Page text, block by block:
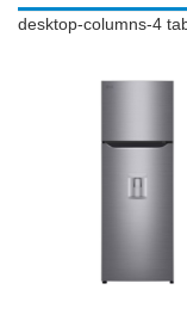
desktop-columns-4